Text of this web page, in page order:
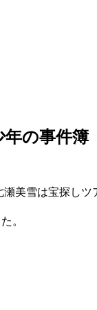
年の事件
美雪は宝探しツ
。